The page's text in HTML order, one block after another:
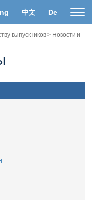
中文 De
выпускников > Новости и